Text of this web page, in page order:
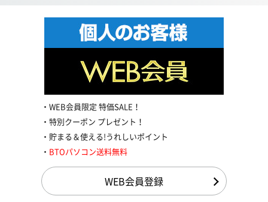
WEB会員限定 特価SALE！
特別クーポン プレゼント！
貯まる＆使える!うれしいポイント
BTOパソコン送料無料
WEB会員登録